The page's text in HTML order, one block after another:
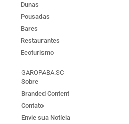
Dunas
Pousadas
Bares
Restaurantes
Ecoturismo
GAROPABA.SC
Sobre
Branded Content
Contato
Envie sua Notícia